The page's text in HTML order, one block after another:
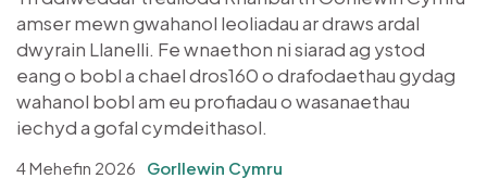
amser mewn gwahanol leoliadau ar draws ardal
dwyrain Llanelli. Fe wnaethon ni siarad ag ystod
eang o bobl a chael dros160 o drafodaethau gydag
wahanol bobl am eu profiadau o wasanaethau
iechyd a gofal cymdeithasol.
4 Mehefin 2026 Gorllewin Cymru